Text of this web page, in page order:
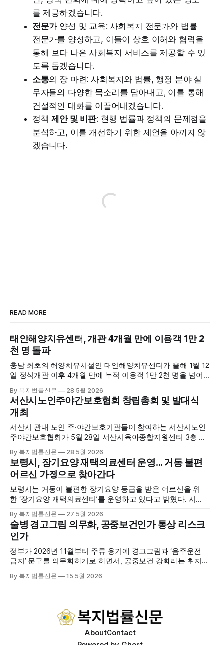
를 제공하겠습니다.
전문가양성 및 교육: 사회복지 전문가와 법률
전문가를 양성하고, 이들이 상호 이해와 협력을
통해 보다 나은 사회복지 서비스를 제공할 수 있
도록 돕겠습니다.
소통의 장 마련: 사회복지와 법률, 행정 분야 실
무자들의 다양한 목소리를 담아내고, 이를 통해
건설적인 대화를 이끌어내겠습니다.
정책제안 및 비판: 현행 법률과 정책의 문제점을
분석하고, 이를 개선하기 위한 제언을 아끼지 않
겠습니다.
READ MORE
태안해양치유센터, 개관 4개월 만에 이용객 1만 2
천 명 돌파
충남 최초의 해양치유시설인 태안해양치유센터가 올해 1월 12
일 정식개관 이후 4개월 만에 누적 이용객 1만 2천 명을 넘어
양자원을 활용한 맞춤형 프로그램과 차별화된 웰니스 콘텐츠
를 선보이며 관광객과 군민의 발길을 끌고 있다. 센터는 염지
하수, 피트 등 태안의 청정 해양자원을 활용해 몸과 마음의 회
복을 돕는 다양한 프로그램을 운영하고
By 복지법률신문 28 5월 2026
서산시노인주야간보호협회 창립총회 및 발대식
개최
서산시 관내 노인 주·야간보호기관들이 참여하는 서산시노인
주야간보호협회가 5월 28일 서산시육아종합지원센터 3층 공
행사에는 서산시 관내 주·야간보호기관 관계자와 종사자, 유관
기관 내빈 등 약 100여명이 참석했으며, 서산시청 관계자, 서
산시노인복지시설협회, 서산시재가복지협회, 서산시사회복지
사협회 등 지역 노인복지 관련 기관 관계자들이 함께해 협회
출범을 축하했다. 서산시노인주야간보호협회는 서산시 소재
By 복지법률신문 28 5월 2026
보령시, 장기요양 재택의료센터 운영... 거동 불편
어르신 가정으로 찾아간다
보령시는 거동이 불편한 장기요양 등급을 받은 어르신을 위
한 ‘장기요양 재택의료센터’를 운영하고 있다고 밝혔다. 시
고 본격적인 서비스 제공에 나서고 있다. 재택의료센터
는 (한)의사가 거동 불편으로 의료기관 이용이 어렵다고 판단
한 장기요양 등급자를 대상으로, (한)의사·간호사·사회복지사
로 구성된 다학제 팀이 직접 가정을 방문해 건강관리서비스
를 제공하는
By 복지법률신문 27 5월 2026
술병 경고그림 의무화, 공중보건인가 통상 리스크
인가
정부가 2026년 11월부터 주류 용기에 경고그림과 ‘음주운전
금지’ 문구를 의무화하기로 하면서, 공중보건 강화라는 취지와
도는 국제 통상 규범, 영세업체 부담, 소비자 선택권 등 다양한
By 복지법률신문 15 5월 2026
AboutContact